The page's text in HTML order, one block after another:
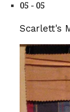
05 - 05
Scarlett's